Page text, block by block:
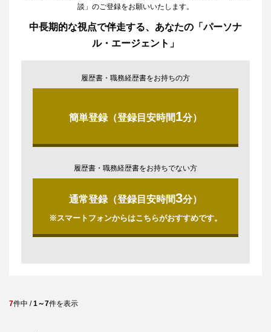
談」のご登録をお願いいたします。
中長期的な視点で伴走する、あなたの「パーソナ
ル・エージェント」
履歴書・職務経歴書をお持ちの方
簡単登録（登録目安時間1分）
履歴書・職務経歴書をお持ちでない方
通常登録（登録目安時間3分）
※スマートフォンからはこちらがおすすめです。
7件中 /1～7件を表示